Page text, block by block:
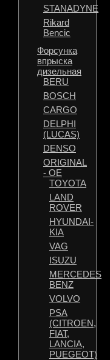
STANADYNE
Rikard
Bencic
Форсунка
впрыска
дизельная
BERU
BOSCH
CARGO
DELPHI
(LUCAS)
DENSO
ORIGINAL
- OE
TOYOTA
LAND
ROVER
HYUNDAI-
KIA
VAG
ISUZU
MERCEDES
BENZ
VOLVO
PSA
(CITROEN,
FIAT,
LANCIA,
PUEGEOT)